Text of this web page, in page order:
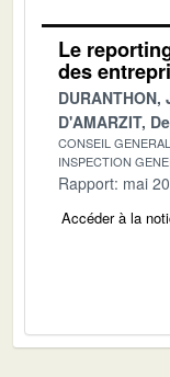
Le
des
D'AMARZIT,
CONSEIL
INSPECTION
Rapport: mai
Accéder à la